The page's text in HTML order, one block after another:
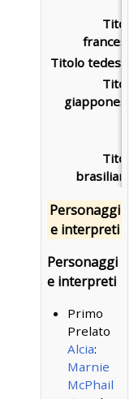
Titolo
Personaggi
e interpreti
Personaggi
e interpreti
Primo
Prelato
Alcia:
Marnie
McPhail